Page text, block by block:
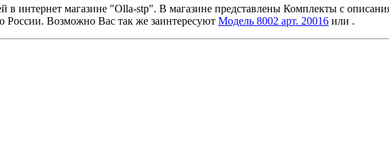
в интернет магазине "Olla-stp". В магазине представлены Комплекты с
России. Возможно Вас так же заинтересуют Модель 8002 арт. 20016 или .